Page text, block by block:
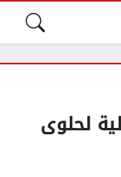
لحلوى